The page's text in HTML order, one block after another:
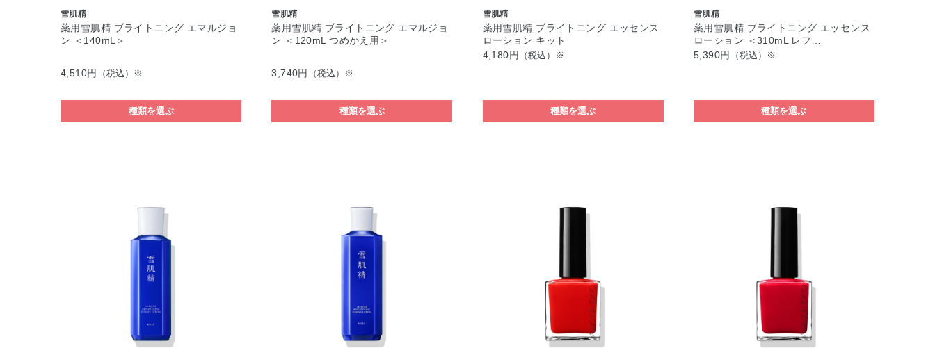
雪肌精
薬用雪肌精 ブライトニング エマルジョ
ン ＜140mL＞
4,510円 （税込）※
種類を選ぶ
雪肌精
薬用雪肌精 ブライトニング エマルジョ
ン ＜120mL つめかえ用＞
3,740円 （税込）※
種類を選ぶ
雪肌精
薬用雪肌精 ブライトニング エッセンス
ローション キット
4,180円
（税込）※
種類を選ぶ
雪肌精
薬用雪肌精 ブライトニング エッセンス
ローション ＜310mL レフ…
5,390円
（税込）※
種類を選ぶ